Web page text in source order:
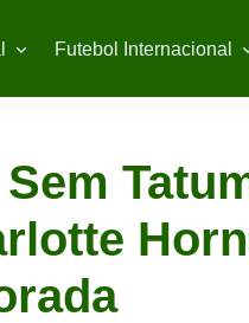
Futebol Internacional